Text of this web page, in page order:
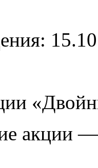
акции